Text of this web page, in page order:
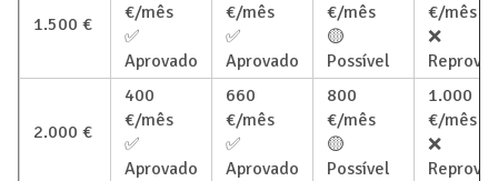
1.500 €
€/mês
✅
Aprovado
€/mês
✅
Aprovado
€/mês
🟡
Possível
€/mês
❌
2.000 €
400
€/mês
✅
Aprovado
660
€/mês
✅
Aprovado
800
€/mês
🟡
Possível
1.000
€/mês
❌